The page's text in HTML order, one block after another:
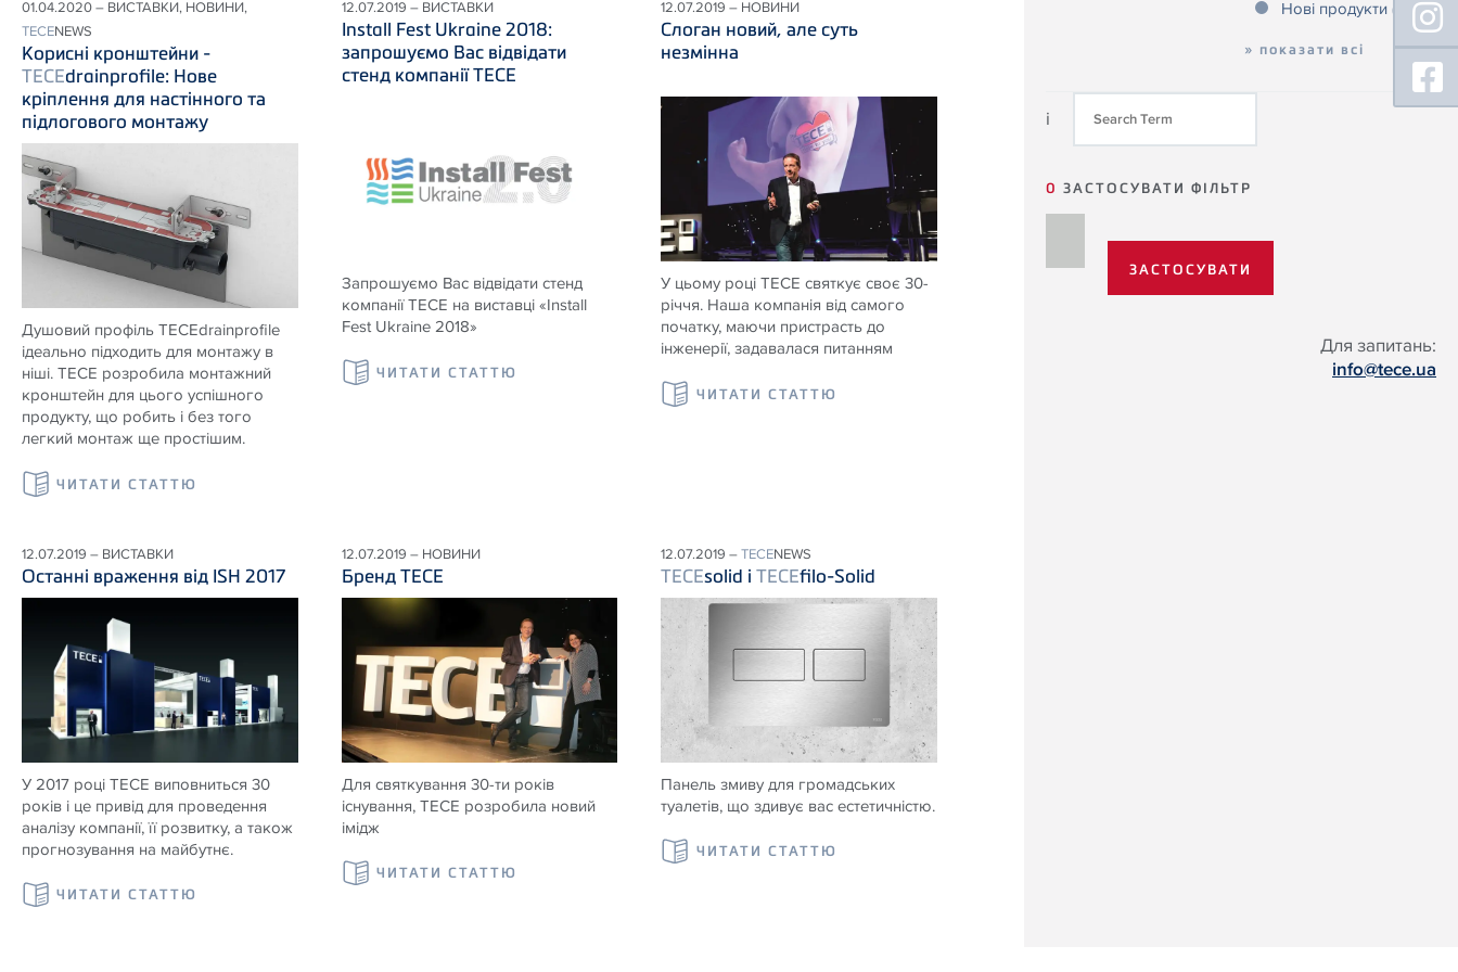
Нові продукти (2)
» показати всі
i
0 ЗАСТОСУВАТИ ФІЛЬТР
Для запитань:
info@tece.ua
01.04.2020 – ВИСТАВКИ, НОВИНИ,
TECENEWS
Корисні кронштейни -
TECEdrainprofile: Нове
кріплення для настінного та
підлогового монтажу
Душовий профільTECEdrainprofile
ідеально підходить для монтажу в
ніші.TECE розробила монтажний
кронштейн для цього успішного
продукту, що робить і без того
легкий монтаж ще простішим.
ЧИТАТИ СТАТТЮ
12.07.2019 – ВИСТАВКИ
Install Fest Ukraine 2018:
запрошуємо Вас відвідати
стенд компанії ТЕСЕ
Запрошуємо Вас відвідати стенд
компанії ТЕСЕ на виставці «Install
Fest Ukraine 2018»
ЧИТАТИ СТАТТЮ
12.07.2019 – НОВИНИ
Слоган новий, але суть
незмінна
У цьому році ТЕСЕ святкує своє 30-
річчя. Наша компанія від самого
початку, маючи пристрасть до
інженерії, задавалася питанням
ЧИТАТИ СТАТТЮ
12.07.2019 – ВИСТАВКИ
Останні враження від ISH 2017
У 2017 році ТЕСЕ виповниться 30
років і це привід для проведення
аналізу компанії, її розвитку, а також
прогнозування на майбутнє.
ЧИТАТИ СТАТТЮ
12.07.2019 – НОВИНИ
Бренд ТЕСЕ
Для святкування 30-ти років
існування, ТЕСЕ розробила новий
імідж
ЧИТАТИ СТАТТЮ
12.07.2019 –TECENEWS
TECEsolid іTECEfilo-Solid
Панель змиву для громадських
туалетів, що здивує вас естетичністю.
ЧИТАТИ СТАТТЮ